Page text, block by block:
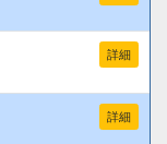
詳細
詳細